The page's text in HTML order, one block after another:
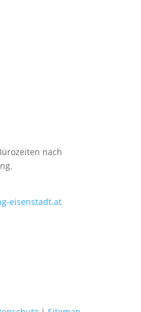
nach
eisenstadt.at